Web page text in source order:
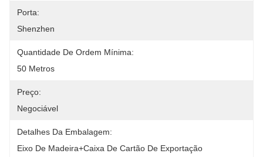
Porta:
Shenzhen
Quantidade De Ordem Mínima:
50 Metros
Preço:
Negociável
Detalhes Da Embalagem:
Eixo De Madeira+caixa De Cartão De Exportação